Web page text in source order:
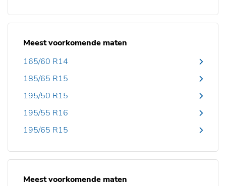
Meest voorkomende maten
165/60 R14
185/65 R15
195/50 R15
195/55 R16
195/65 R15
Meest voorkomende maten